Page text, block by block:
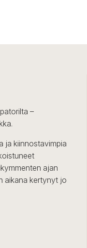
–
ja kiinnostavimpia
ajan
aikana kertynyt jo